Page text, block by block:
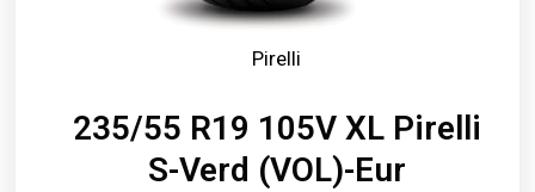
Pirelli
235/55 R19 105V XL Pirelli
S-Verd (VOL)-Eur